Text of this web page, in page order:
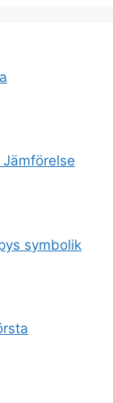
Jämförelse
symbolik